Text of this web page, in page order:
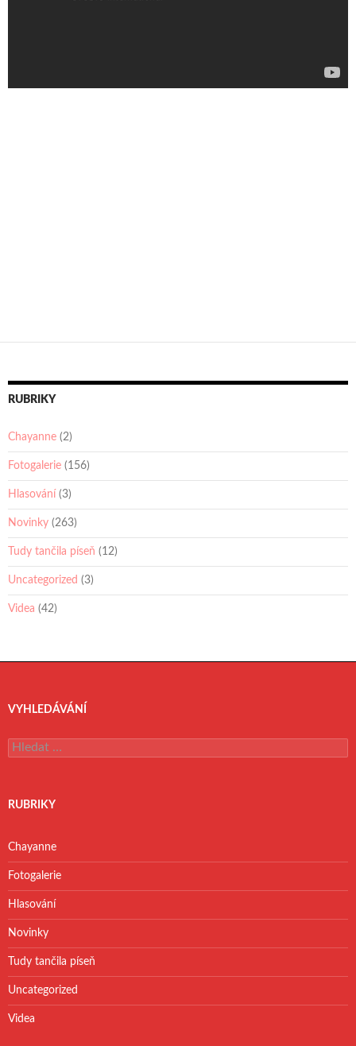
RUBRIKY
Chayanne (2)
Fotogalerie (156)
Hlasování (3)
Novinky (263)
Tudy tančila píseň (12)
Uncategorized (3)
Videa (42)
VYHLEDÁVÁNÍ
V
y
e
v
á
n
í
RUBRIKY
Chayanne
Fotogalerie
Hlasování
Novinky
Tudy tančila píseň
Uncategorized
Videa